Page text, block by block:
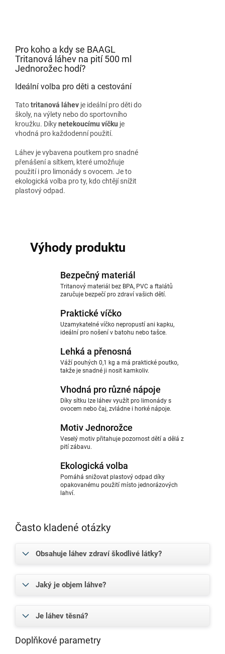
Pro koho a kdy se BAAGL
Tritanová láhev na pití 500 ml
Jednorožec hodí?
Ideální volba pro děti a cestování
Tatotritanová láhev je ideální pro děti do
školy, na výlety nebo do sportovního
kroužku. Díkynetekoucímu víčku je
vhodná pro každodenní použití.
Láhev je vybavena poutkem pro snadné
přenášení a sítkem, které umožňuje
použití i pro limonády s ovocem. Je to
ekologická volba pro ty, kdo chtějí snížit
plastový odpad.
Výhody produktu
Bezpečný materiál
Tritanový materiál bez BPA, PVC a ftalátů
zaručuje bezpečí pro zdraví vašich dětí.
Praktické víčko
Uzamykatelné víčko nepropustí ani kapku,
ideální pro nošení v batohu nebo tašce.
Lehká a přenosná
Váží pouhých 0,1 kg a má praktické poutko,
takže je snadné ji nosit kamkoliv.
Vhodná pro různé nápoje
Díky sítku lze láhev využít pro limonády s
ovocem nebo čaj, zvládne i horké nápoje.
Motiv Jednorožce
Veselý motiv přitahuje pozornost dětí a dělá z
pití zábavu.
Ekologická volba
Pomáhá snižovat plastový odpad díky
opakovanému použití místo jednorázových
lahví.
Často kladené otázky
Obsahuje láhev zdraví škodlivé látky?
Jaký je objem láhve?
Je láhev těsná?
Doplňkové parametry